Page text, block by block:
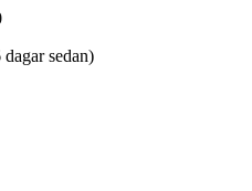
sedan)